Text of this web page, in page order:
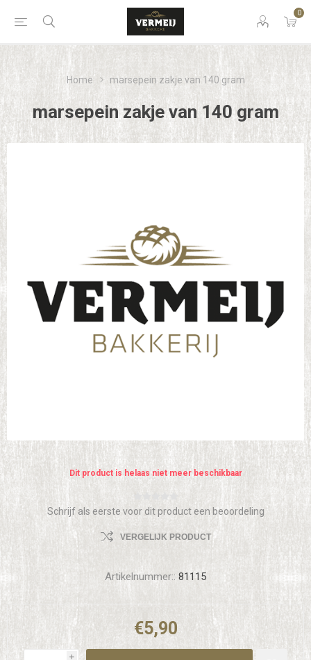
0
Home marsepein zakje van 140 gram
marsepein zakje van 140 gram
Dit product is helaas niet meer beschikbaar
Schrijf als eerste voor dit product een beoordeling
VERGELIJK PRODUCT
Artikelnummer:: 81115
€5,90
i